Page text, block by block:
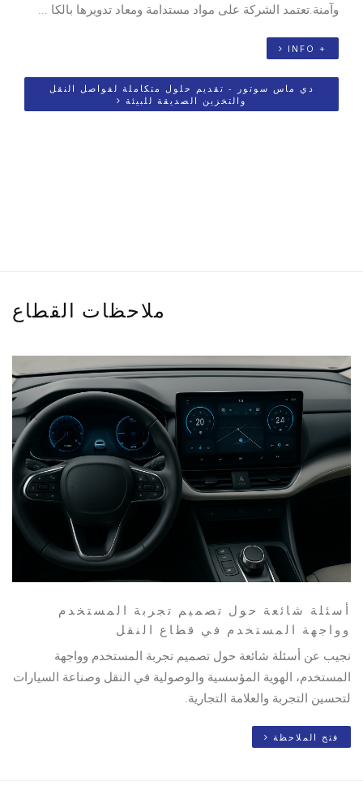
وآمنة.تعتمد الشركة على مواد مستدامة ومعاد تدويرها بالكا ...
+ INFO
دي ماس سوتور - تقديم حلول متكاملة لفواصل النقل
والتخزين الصديقة للبيئة
ملاحظات القطاع
أسئلة شائعة حول تصميم تجربة المستخدم
وواجهة المستخدم في قطاع النقل
نجيب عن أسئلة شائعة حول تصميم تجربة المستخدم وواجهة
المستخدم، الهوية المؤسسية والوصولية في النقل وصناعة السيارات
لتحسين التجربة والعلامة التجارية.
فتح الملاحظة